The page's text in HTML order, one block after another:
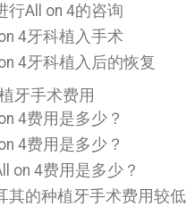
行All on 4的咨询
4牙科植入手术
4牙科植入后的恢复
牙手术费用
4费用是多少？
4费用是多少？
on 4费用是多少？
其的种植牙手术费用较